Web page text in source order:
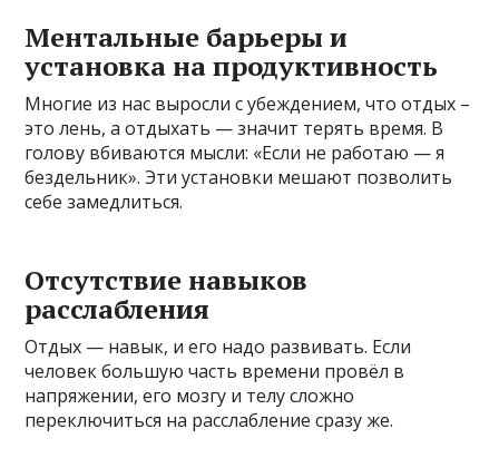
Ментальные барьеры и
установка на продуктивность
Многие из нас выросли с убеждением, что отдых –
это лень, а отдыхать — значит терять время. В
голову вбиваются мысли: «Если не работаю — я
бездельник». Эти установки мешают позволить
себе замедлиться.
Отсутствие навыков
расслабления
Отдых — навык, и его надо развивать. Если
человек большую часть времени провёл в
напряжении, его мозгу и телу сложно
переключиться на расслабление сразу же.